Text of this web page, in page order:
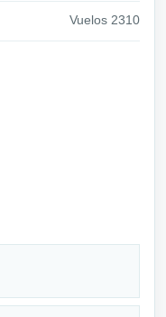
Vuelos 2310